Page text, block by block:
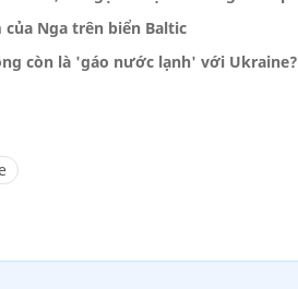
Nga trên biển Baltic
còn là 'gáo nước lạnh' với Ukraine?